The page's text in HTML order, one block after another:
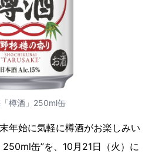
樽酒」250ml缶
年始に気軽に樽酒がお楽しみい
缶”を、10月21日（火）に